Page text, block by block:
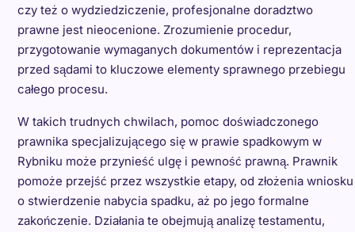
czy też o wydziedziczenie, profesjonalne doradztwo
prawne jest nieocenione. Zrozumienie procedur,
przygotowanie wymaganych dokumentów i reprezentacja
przed sądami to kluczowe elementy sprawnego przebiegu
całego procesu.
W takich trudnych chwilach, pomoc doświadczonego
prawnika specjalizującego się w prawie spadkowym w
Rybniku może przynieść ulgę i pewność prawną. Prawnik
pomoże przejść przez wszystkie etapy, od złożenia wniosku
o stwierdzenie nabycia spadku, aż po jego formalne
zakończenie. Działania te obejmują analizę testamentu,